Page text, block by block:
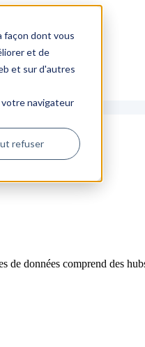
façon dont vous
et de
et sur d'autres
votre navigateur
refuser
de données comprend des